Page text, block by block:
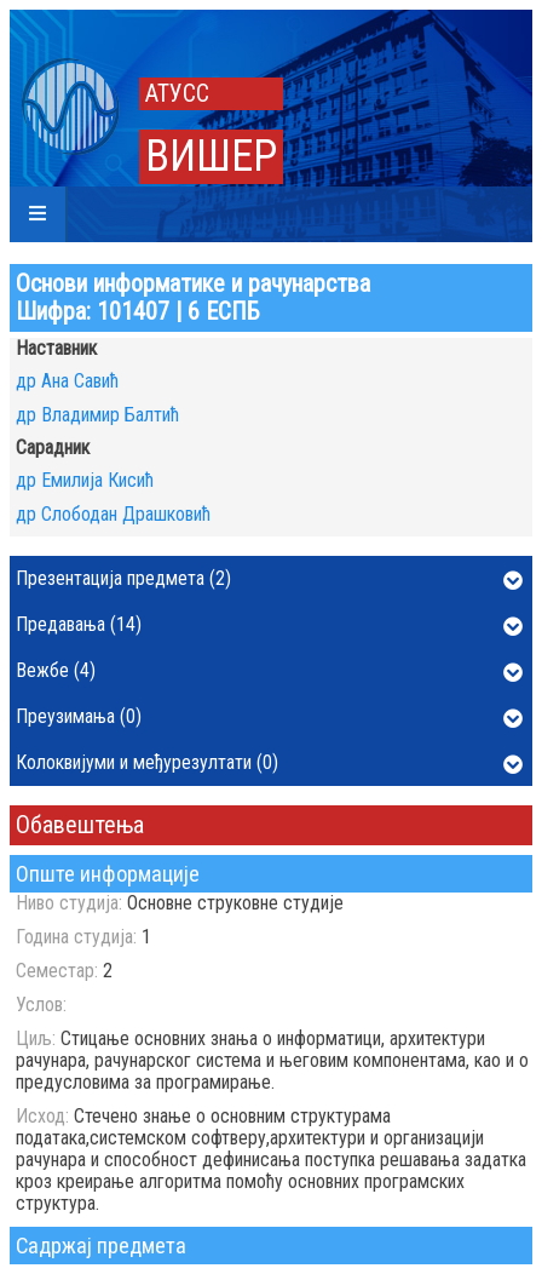
АТУСС
ВИШЕР
Основи информатике и рачунарства
Шифра: 101407 | 6 ЕСПБ
Опште информације
Ниво студија: Основне струковне студије
Година студија: 1
Семестар: 2
Услов:
Циљ: Стицање основних знања o информатици, архитектури
рачунара, рачунарског система и његовим компонентама, као и о
предусловима за програмирање.
Исход: Стечено знање о основним структурама
података,системском софтверу,архитектури и организацији
рачунара и способност дефинисања поступка решавања задатка
кроз креирање алгоритма помоћу основних програмских
структура.
Садржај предмета
Наставник
др Ана Савић
др Владимир Балтић
Сарадник
др Емилија Кисић
др Слободан Драшковић
Презентација предмета (2)
Предавања (14)
Вежбе (4)
Преузимања (0)
Колоквијуми и међурезултати (0)
Обавештења